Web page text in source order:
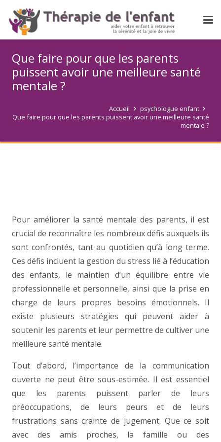
Que faire pour que les parents
puissent avoir une meilleure santé
mentale ?
Accueil
psychologue enfant
Que faire pour que les parents puissent avoir une meilleure santé
mentale ?
Pour améliorer la santé mentale des parents, il est
crucial de reconnaître les nombreux défis auxquels ils
sont confrontés, tant au quotidien qu’à long terme.
Ces défis incluent la gestion du stress lié à l’éducation
des enfants, le maintien d’un équilibre entre vie
professionnelle et personnelle, ainsi que la prise en
charge de leurs propres besoins émotionnels. Il
existe plusieurs stratégies qui peuvent aider à
soutenir les parents et leur permettre de cultiver une
meilleure santé mentale.
Tout d’abord, l’importance de la communication
ouverte ne peut être sous-estimée. Il est essentiel
que les parents puissent parler de leurs
préoccupations, de leurs peurs et de leurs
frustrations sans crainte de jugement. Que ce soit
avec des amis proches, la famille ou des